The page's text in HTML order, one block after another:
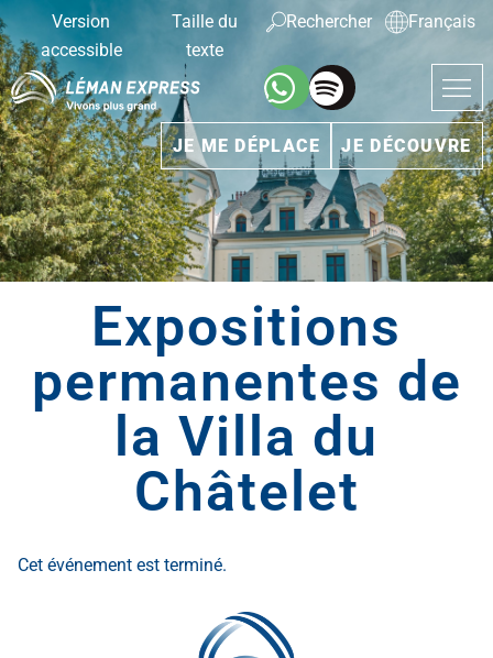
Version
accessible
Taille du
texte
Rechercher Français
JE ME DÉPLACE JE DÉCOUVRE
Expositions
permanentes de
la Villa du
Châtelet
Cet événement est terminé.